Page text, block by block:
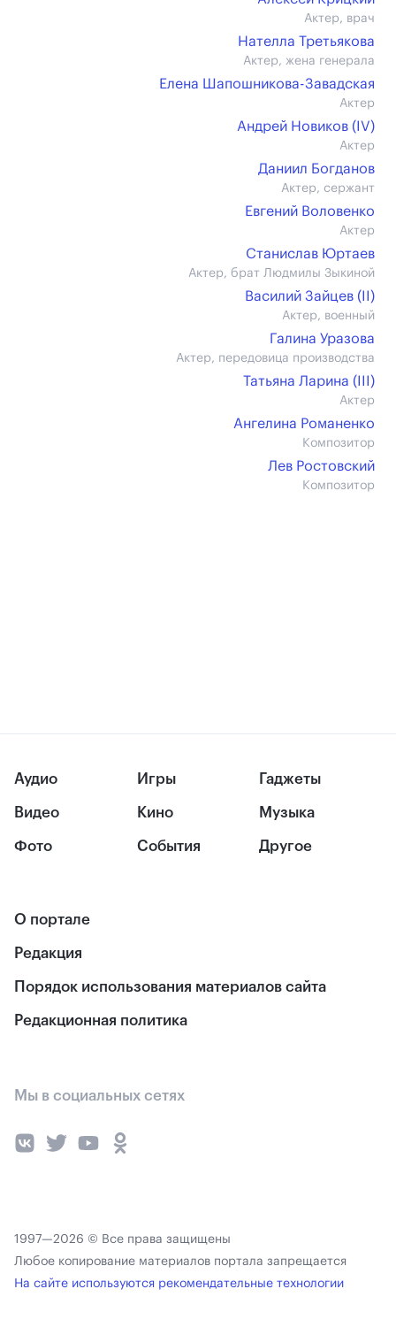
Актер, врач
Нателла Третьякова
Актер, жена генерала
Елена Шапошникова-Завадская
Актер
Андрей Новиков (IV)
Актер
Даниил Богданов
Актер, сержант
Евгений Воловенко
Актер
Станислав Юртаев
Актер, брат Людмилы Зыкиной
Василий Зайцев (II)
Актер, военный
Галина Уразова
Актер, передовица производства
Татьяна Ларина (III)
Актер
Ангелина Романенко
Композитор
Лев Ростовский
Композитор
Аудио
Видео
Фото
Игры
Кино
События
Гаджеты
Музыка
Другое
О портале
Редакция
Порядок использования материалов сайта
Редакционная политика
Мы в социальных сетях
1997—2026 © Все права защищены
Любое копирование материалов портала запрещается
На сайте используются рекомендательные технологии